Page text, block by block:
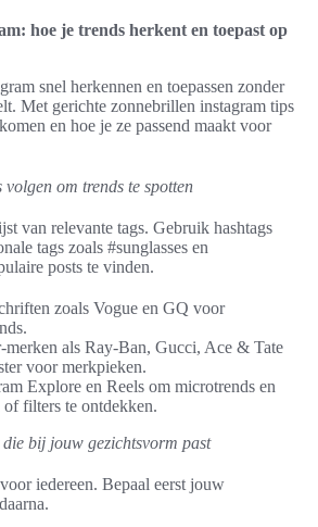
hoe je trends herkent en toepast op
snel herkennen en toepassen zonder
Met gerichte zonnebrillen instagram tips
en hoe je ze passend maakt voor
om trends te spotten
van relevante tags. Gebruik hashtags
tags zoals #sunglasses en
posts te vinden.
zoals Vogue en GQ voor
merken als Ray-Ban, Gucci, Ace & Tate
voor merkpieken.
Explore en Reels om microtrends en
filters te ontdekken.
bij jouw gezichtsvorm past
iedereen. Bepaal eerst jouw